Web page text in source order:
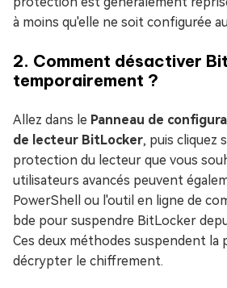
à moins qu'elle ne soit configurée
2. Comment désactiver
temporairement ?
Allez dans le Panneau de
de lecteur BitLocker, puis cliquez
protection du lecteur que vous
utilisateurs avancés peuvent
PowerShell ou l'outil en ligne de
bde pour suspendre BitLocker
Ces deux méthodes suspendent la
décrypter le chiffrement.